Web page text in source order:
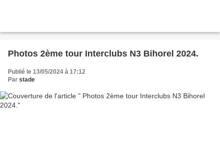
Photos 2ème tour Interclubs N3 Bihorel 2024.
Publié le 13/05/2024 à 17:12
Par stade